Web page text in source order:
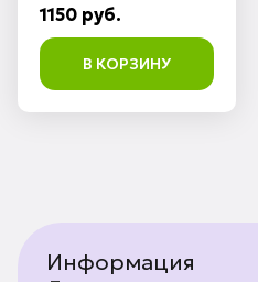
1150 руб.
В КОРЗИНУ
Информация